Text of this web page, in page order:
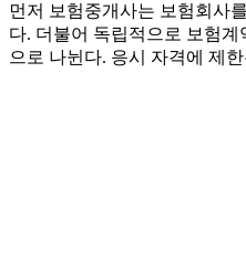
먼저 보험중개사는 보험회사
다. 더불어 독립적으로 보험
으로 나뉜다. 응시 자격에 제